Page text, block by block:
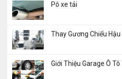
Pô xe tải
Thay Gương Chiếu Hậu
Giới Thiệu Garage Ô